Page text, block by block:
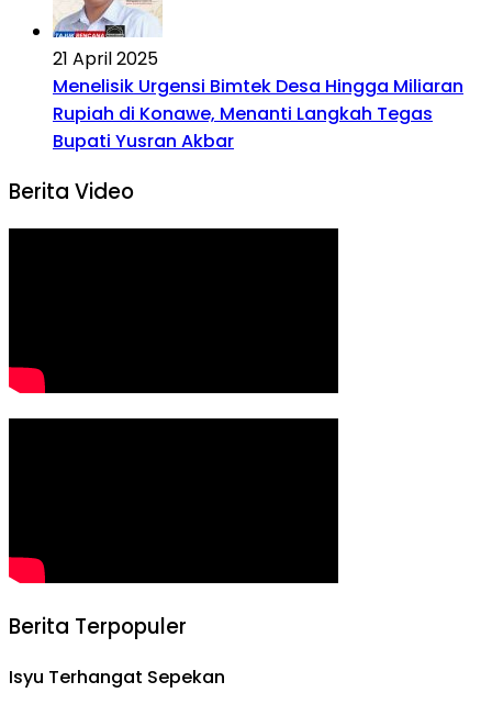
21 April 2025
Menelisik Urgensi Bimtek Desa Hingga Miliaran
Rupiah di Konawe, Menanti Langkah Tegas
Bupati Yusran Akbar
Berita Video
Berita Terpopuler
Isyu Terhangat Sepekan